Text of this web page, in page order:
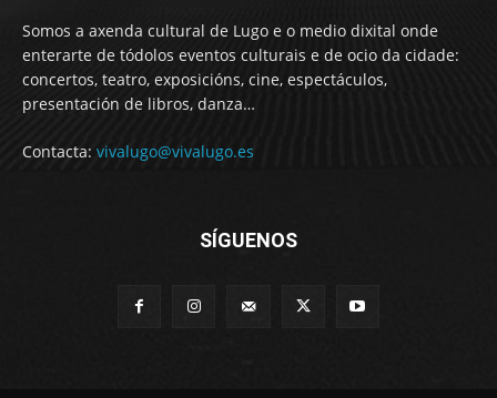
Somos a axenda cultural de Lugo e o medio dixital onde
enterarte de tódolos eventos culturais e de ocio da cidade:
concertos, teatro, exposicións, cine, espectáculos,
presentación de libros, danza…
Contacta: vivalugo@vivalugo.es
SÍGUENOS